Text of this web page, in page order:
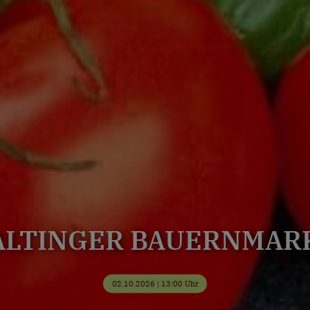
02.10.2026 | 13:00 Uhr